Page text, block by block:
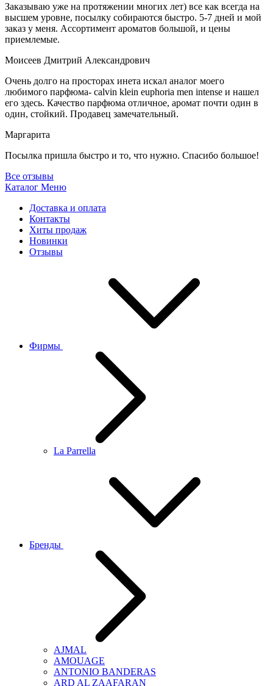
Заказываю уже на протяжении многих лет) все как всегда на
высшем уровне, посылку собираются быстро. 5-7 дней и мой
заказ у меня. Ассортимент ароматов большой, и цены
приемлемые.
Моисеев Дмитрий Александрович
Очень долго на просторах инета искал аналог моего
любимого парфюма- calvin klein euphoria men intense и нашел
его здесь. Качество парфюма отличное, аромат почти один в
один, стойкий. Продавец замечательный.
Маргарита
Посылка пришла быстро и то, что нужно. Спасибо большое!
Все отзывы
Каталог Меню
Доставка и оплата
Контакты
Хиты продаж
Новинки
Отзывы
Фирмы
La Parrella
Бренды
AJMAL
AMOUAGE
ANTONIO BANDERAS
ARD AL ZAAFARAN